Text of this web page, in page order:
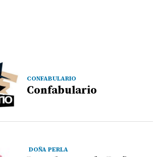
CONFABULARIO
Confabulario
DOÑA PERLA